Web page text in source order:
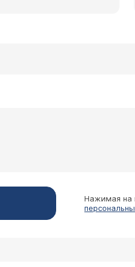
Нажимая на